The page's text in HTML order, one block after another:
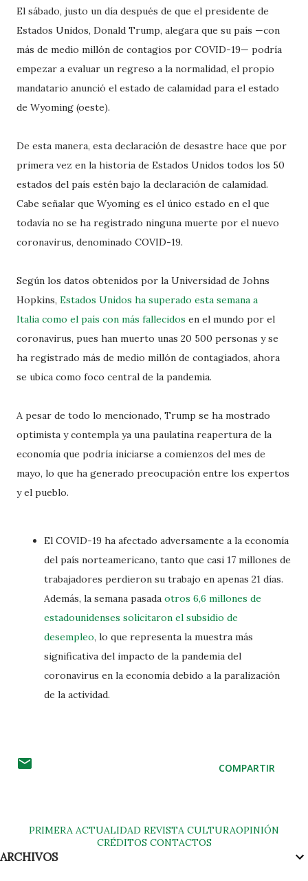
El sábado, justo un día después de que el presidente de
Estados Unidos, Donald Trump, alegara que su país —con
más de medio millón de contagios por COVID-19— podría
empezar a evaluar un regreso a la normalidad, el propio
mandatario anunció el estado de calamidad para el estado
de Wyoming (oeste).
De esta manera, esta declaración de desastre hace que por
primera vez en la historia de Estados Unidos todos los 50
estados del país estén bajo la declaración de calamidad.
Cabe señalar que Wyoming es el único estado en el que
todavía no se ha registrado ninguna muerte por el nuevo
coronavirus, denominado COVID-19.
Según los datos obtenidos por la Universidad de Johns
Hopkins, Estados Unidos ha superado esta semana a
Italia como el país con más fallecidos en el mundo por el
coronavirus, pues han muerto unas 20 500 personas y se
ha registrado más de medio millón de contagiados, ahora
se ubica como foco central de la pandemia.
A pesar de todo lo mencionado, Trump se ha mostrado
optimista y contempla ya una paulatina reapertura de la
economía que podría iniciarse a comienzos del mes de
mayo, lo que ha generado preocupación entre los expertos
y el pueblo.
El COVID-19 ha afectado adversamente a la economía
del país norteamericano, tanto que casi 17 millones de
trabajadores perdieron su trabajo en apenas 21 días.
Además, la semana pasada otros 6,6 millones de
estadounidenses solicitaron el subsidio de
desempleo, lo que representa la muestra más
significativa del impacto de la pandemia del
coronavirus en la economía debido a la paralización
de la actividad.
COMPARTIR
PRIMERA ACTUALIDAD REVISTA CULTURAOPINIÓN
CRÉDITOSCONTACTOS
ARCHIVOS